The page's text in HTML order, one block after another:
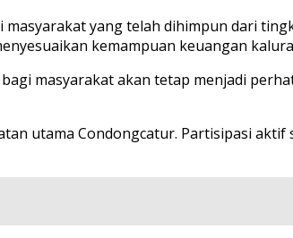
yang telah dihimpun dari
kemampuan keuangan
masyarakat akan tetap menjadi
utama Condongcatur. Partisipasi